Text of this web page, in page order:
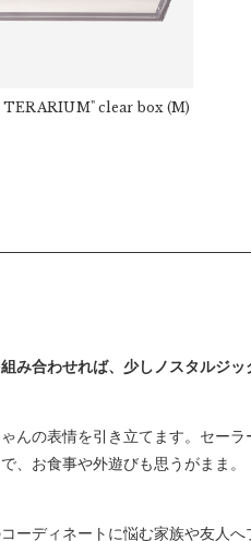
clear box(M)
合わせれば、少しノスタルジッ
の表情を引き立てます。セー
、お食事や外遊びも思うがまま。
ディネートに悩む家族や友人